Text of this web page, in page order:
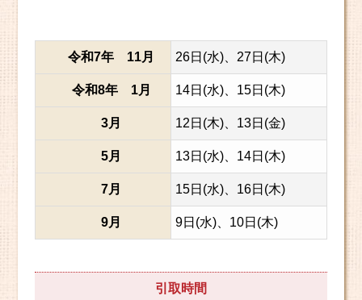
令和7年 11月 26日(水)、27日(木)
令和8年 1月 14日(水)、15日(木)
3月 12日(木)、13日(金)
5月 13日(水)、14日(木)
7月 15日(水)、16日(木)
9月 9日(水)、10日(木)
引取時間